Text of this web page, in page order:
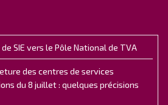
SIE vers le Pôle National de TVA
des centres de services
du 8 juillet : quelques précisions